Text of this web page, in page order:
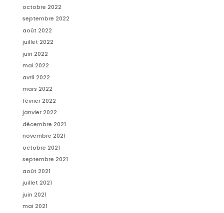
octobre 2022
septembre 2022
août 2022
juillet 2022
juin 2022
mai 2022
avril 2022
mars 2022
février 2022
janvier 2022
décembre 2021
novembre 2021
octobre 2021
septembre 2021
août 2021
juillet 2021
juin 2021
mai 2021